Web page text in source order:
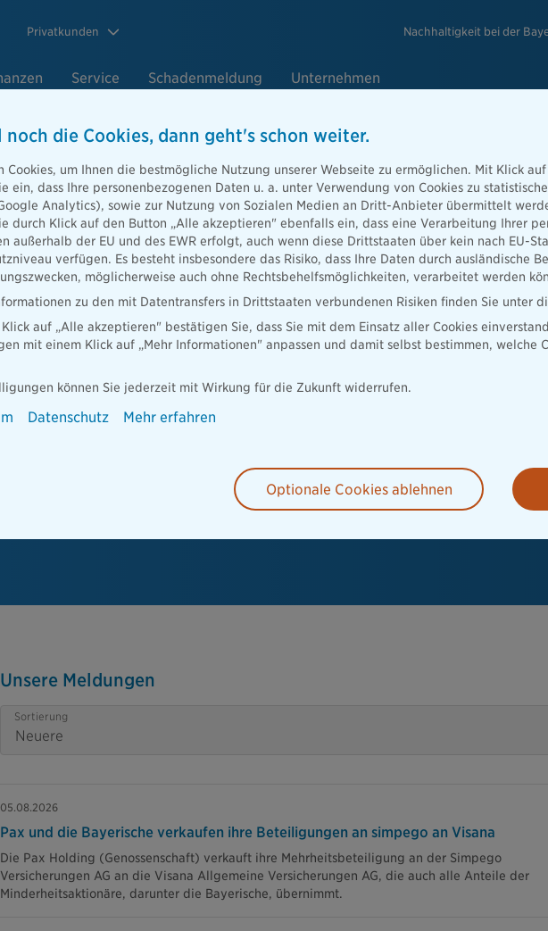
Privatkunden Nachhaltigkeit bei der
Service Schadenmeldung Unternehmen
aktuelle Meldungen aller
Bayerischen.
Unsere Meldungen
Sortierung
05.08.2026
Pax und die Bayerische verkaufen ihre Beteiligungen an simpego an Visana
Die Pax Holding (Genossenschaft) verkauft ihre Mehrheitsbeteiligung an der Simpego
Versicherungen AG an die Visana Allgemeine Versicherungen AG, die auch alle Anteile der
Minderheitsaktionäre, darunter die Bayerische, übernimmt.
noch die Cookies, dann geht's schon weiter.
Cookies, um Ihnen die bestmögliche Nutzung unserer Webseite zu ermöglichen. Mit Klick
ein, dass Ihre personenbezogenen Daten u. a. unter Verwendung von Cookies zu
Analytics), sowie zur Nutzung von Sozialen Medien an Dritt-Anbieter übermittelt
durch Klick auf den Button „Alle akzeptieren" ebenfalls ein, dass eine Verarbeitung Ihrer
außerhalb der EU und des EWR erfolgt, auch wenn diese Drittstaaten über kein nach EU-
verfügen. Es besteht insbesondere das Risiko, dass Ihre Daten durch ausländische
möglicherweise auch ohne Rechtsbehelfsmöglichkeiten, verarbeitet werden
zu den mit Datentransfers in Drittstaaten verbundenen Risiken finden Sie unter
auf „Alle akzeptieren" bestätigen Sie, dass Sie mit dem Einsatz aller Cookies
mit einem Klick auf „Mehr Informationen" anpassen und damit selbst bestimmen, welche
können Sie jederzeit mit Wirkung für die Zukunft widerrufen.
Datenschutz Mehr erfahren
Optionale Cookies ablehnen